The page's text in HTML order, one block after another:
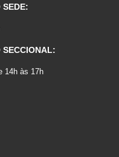
SEDE:
SECCIONAL:
14h às 17h